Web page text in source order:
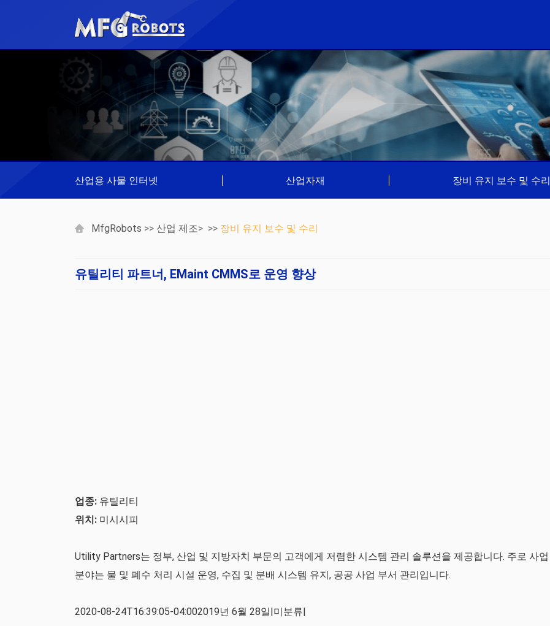
산업용 사물 인터넷 산업자재 장비 유지 보수 및 수리
MfgRobots >> 산업 제조> >> 장비 유지 보수 및 수리
유틸리티 파트너, EMaint CMMS로 운영 향상
업종: 유틸리티
위치: 미시시피
Utility Partners는 정부, 산업 및 지방자치 부문의 고객에게 저렴한 시스템 관리 솔루션을 제공합니다. 주로 사업
분야는 물 및 폐수 처리 시설 운영, 수집 및 분배 시스템 유지, 공공 사업 부서 관리입니다.
2020-08-24T16:39:05-04:002019년 6월 28일|미분류|